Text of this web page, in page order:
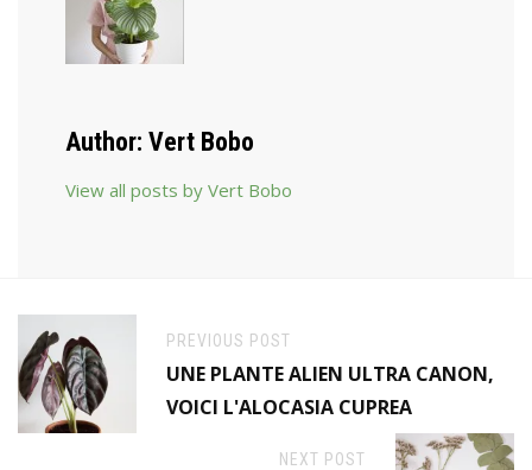
Author: Vert Bobo
View all posts by Vert Bobo
PREVIOUS POST
UNE PLANTE ALIEN ULTRA CANON,
VOICI L'ALOCASIA CUPREA
NEXT POST